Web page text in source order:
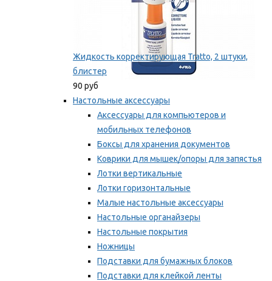
Жидкость корректирующая Tratto, 2 штуки,
блистер
90 руб
Настольные аксессуары
Аксессуары для компьютеров и
мобильных телефонов
Боксы для хранения документов
Коврики для мышек/опоры для запястья
Лотки вертикальные
Лотки горизонтальные
Малые настольные аксессуары
Настольные органайзеры
Настольные покрытия
Ножницы
Подставки для бумажных блоков
Подставки для клейкой ленты